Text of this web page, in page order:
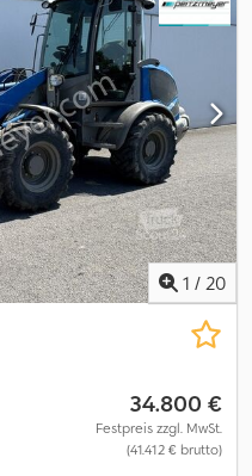
1 / 20
34.800 €
Festpreis zzgl. MwSt.
(41.412 € brutto)